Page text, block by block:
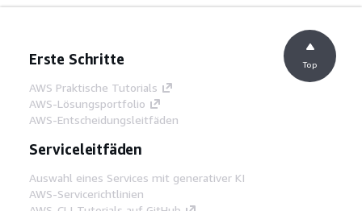
Erste Schritte
AWS Praktische Tutorials
AWS-Lösungsportfolio
AWS-Entscheidungsleitfäden
Serviceleitfäden
Auswahl eines Services mit generativer KI
AWS-Servicerichtlinien
Top